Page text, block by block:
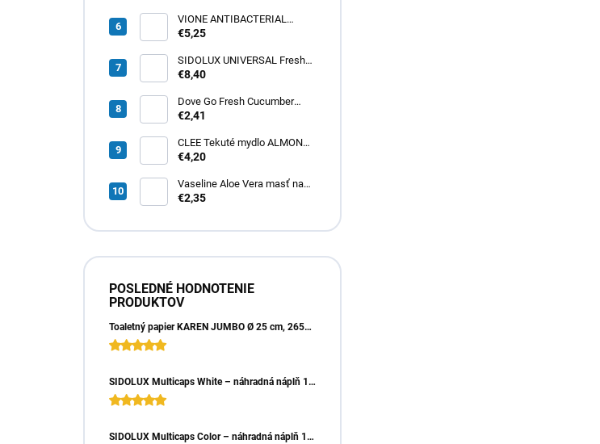
VIONE ANTIBACTERIAL
tekuté mydlo 5L
€5,25
SIDOLUX UNIVERSAL Fresh
Lemon 5L
€8,40
Dove Go Fresh Cucumber
dámsky roll-on 50ml
€2,41
CLEE Tekuté mydlo ALMOND
cream 5L
€4,20
Vaseline Aloe Vera masť na
pery 20g
€2,35
POSLEDNÉ HODNOTENIE
PRODUKTOV
Toaletný papier KAREN JUMBO Ø 25 cm, 265m, 2vrst. (6ks)
SIDOLUX Multicaps White – náhradná náplň 10ks
SIDOLUX Multicaps Color – náhradná náplň 10ks